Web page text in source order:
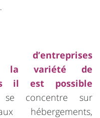
la variété de
il est possible
concentre sur
hébergements,